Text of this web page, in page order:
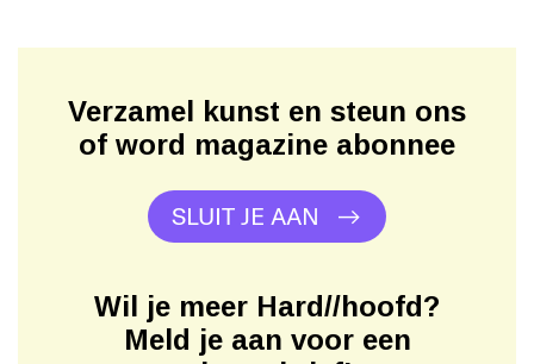
Verzamel kunst en steun ons
of word magazine abonnee
SLUIT JE AAN
Wil je meer Hard//hoofd?
Meld je aan voor een